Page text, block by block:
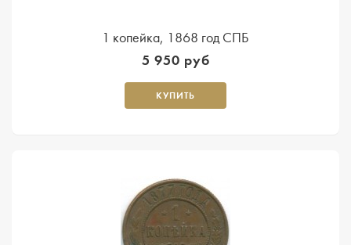
1 копейка, 1868 год СПБ
5 950 руб
КУПИТЬ